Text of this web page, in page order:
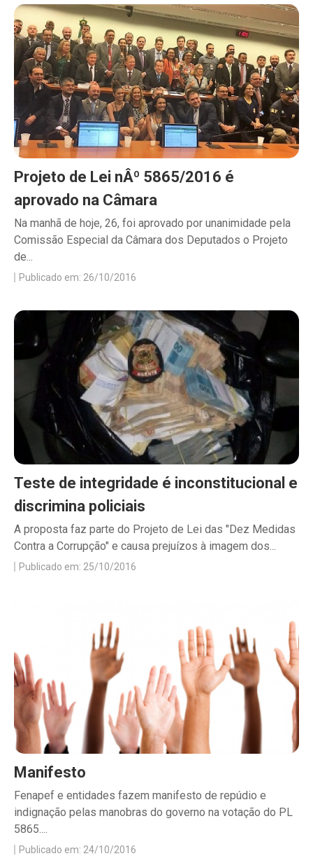
Projeto de Lei nÂº 5865/2016 é
aprovado na Câmara
Na manhã de hoje, 26, foi aprovado por unanimidade pela
Comissão Especial da Câmara dos Deputados o Projeto
de...
Publicado em: 26/10/2016
Teste de integridade é inconstitucional e
discrimina policiais
A proposta faz parte do Projeto de Lei das "Dez Medidas
Contra a Corrupção" e causa prejuízos à imagem dos...
Publicado em: 25/10/2016
Manifesto
Fenapef e entidades fazem manifesto de repúdio e
indignação pelas manobras do governo na votação do PL
5865....
Publicado em: 24/10/2016